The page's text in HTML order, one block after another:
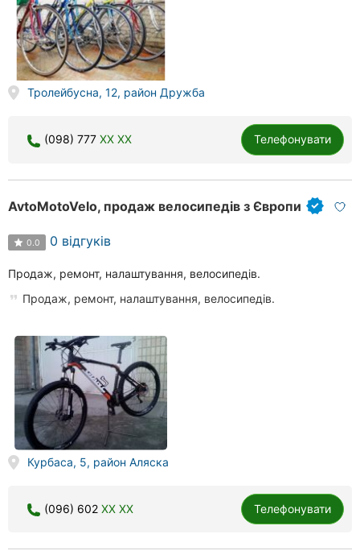
Тролейбусна, 12, район Дружба
(098) 777 XX XX Телефонувати
AvtoMotoVelo, продаж велосипедів з Європи
0.0 0 відгуків
Продаж, ремонт, налаштування, велосипедів.
Продаж, ремонт, налаштування, велосипедів.
Курбаса, 5, район Аляска
(096) 602 XX XX Телефонувати